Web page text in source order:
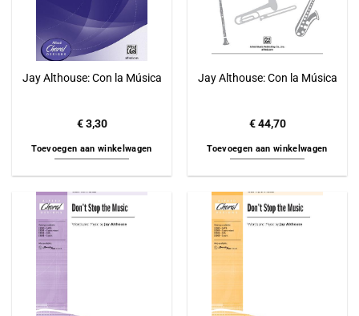
Jay Althouse: Con la Música
€3,30
Toevoegen aan winkelwagen
Jay Althouse: Con la Música
€44,70
Toevoegen aan winkelwagen